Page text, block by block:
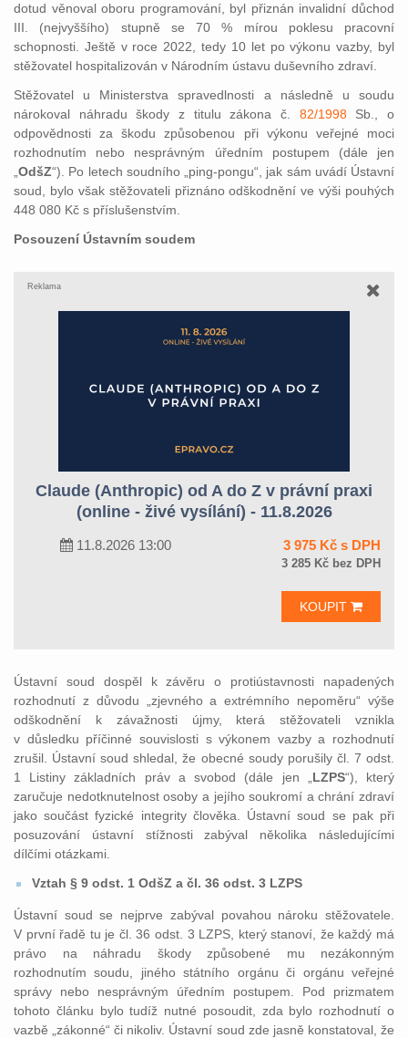
dotud věnoval oboru programování, byl přiznán invalidní důchod
III. (nejvyššího) stupně se 70 % mírou poklesu pracovní
schopnosti. Ještě v roce 2022, tedy 10 let po výkonu vazby, byl
stěžovatel hospitalizován v Národním ústavu duševního zdraví.
Stěžovatel u Ministerstva spravedlnosti a následně u soudu
nárokoval náhradu škody z titulu zákona č. 82/1998Sb., o
odpovědnosti za škodu způsobenou při výkonu veřejné moci
rozhodnutím nebo nesprávným úředním postupem (dále jen
OdšZ“). Po letech soudního „ping-pongu“, jak sám uvádí Ústavní
soud, bylo však stěžovateli přiznáno odškodnění ve výši pouhých
448 080 Kč s příslušenstvím.
Posouzení Ústavním soudem
Reklama
Claude (Anthropic) od A do Z v právní praxi
(online - živé vysílání) - 11.8.2026
11.8.2026 13:00 3 975 Kč s DPH
3 285 Kč bez DPH
KOUPIT
Ústavní soud dospěl k závěru o protiústavnosti napadených
rozhodnutí z důvodu „zjevného a extrémního nepoměru“ výše
odškodnění k závažnosti újmy, která stěžovateli vznikla
v důsledku příčinné souvislosti s výkonem vazby a rozhodnutí
zrušil. Ústavní soud shledal, že obecné soudy porušily čl. 7 odst.
1 Listiny základních práv a svobod (dále jen „ LZPS“), který
zaručuje nedotknutelnost osoby a jejího soukromí a chrání zdraví
jako součást fyzické integrity člověka. Ústavní soud se pak při
posuzování ústavní stížnosti zabýval několika následujícími
dílčími otázkami.
Vztah § 9 odst. 1 OdšZ a čl. 36 odst. 3 LZPS
Ústavní soud se nejprve zabýval povahou nároku stěžovatele.
V první řadě tu je čl. 36 odst. 3 LZPS, který stanoví, že každý má
právo na náhradu škody způsobené mu nezákonným
rozhodnutím soudu, jiného státního orgánu či orgánu veřejné
správy nebo nesprávným úředním postupem. Pod prizmatem
tohoto článku bylo tudíž nutné posoudit, zda bylo rozhodnutí o
vazbě „zákonné“ či nikoliv. Ústavní soud zde jasně konstatoval, že